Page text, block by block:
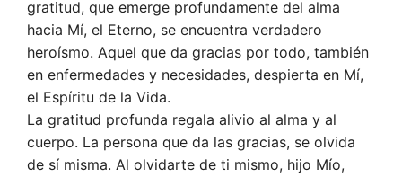
gratitud, que emerge profundamente del alma
hacia Mí, el Eterno, se encuentra verdadero
heroísmo. Aquel que da gracias por todo, también
en enfermedades y necesidades, despierta en Mí,
el Espíritu de la Vida.
La gratitud profunda regala alivio al alma y al
cuerpo. La persona que da las gracias, se olvida
de sí misma. Al olvidarte de ti mismo, hijo Mío,